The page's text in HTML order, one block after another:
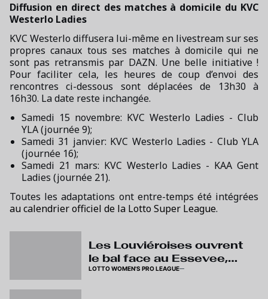
Diffusion en direct des matches à domicile du KVC
Westerlo Ladies
KVC Westerlo diffusera lui-même en livestream sur ses
propres canaux tous ses matches à domicile qui ne
sont pas retransmis par DAZN. Une belle initiative !
Pour faciliter cela, les heures de coup d’envoi des
rencontres ci-dessous sont déplacées de 13h30 à
16h30. La date reste inchangée.
Samedi 15 novembre: KVC Westerlo Ladies - Club
YLA (journée 9);
Samedi 31 janvier: KVC Westerlo Ladies - Club YLA
(journée 16);
Samedi 21 mars: KVC Westerlo Ladies - KAA Gent
Ladies (journée 21).
Toutes les adaptations ont entre-temps été intégrées
au calendrier officiel de la Lotto Super League.
Les Louviéroises ouvrent
le bal face au Essevee,
premier duel wallon lors
LOTTO WOMEN'S PRO LEAGUE